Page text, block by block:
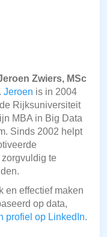
Zwiers, MSc
Jeroen is in 2004
Rijksuniversiteit
MBA in Big Data
Sinds 2002 helpt
te
en effectief maken
op data,
profiel op LinkedIn.